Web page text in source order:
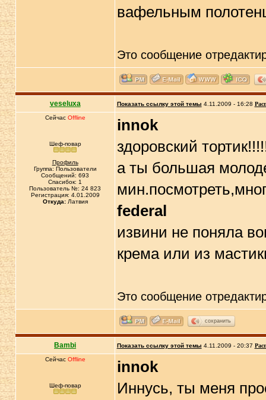
вафельным
Это сообщение
veseluxa Показать ссылку этой темы 4.11.2009 - 16:28
Сейчас Offline
Шеф-повар
Профиль
Группа: Пользователи
Сообщений: 693
Спасибок: 1
Пользователь №: 24 823
Регистрация: 4.01.2009
Откуда:Латвия
innok
здоровский
а ты большая
federal
извини не поняла
крема или из
Это сообщение
сохранить
Bambi Показать ссылку этой темы 4.11.2009 - 20:37
Сейчас Offline
Шеф-повар
innok
Иннусь, ты меня